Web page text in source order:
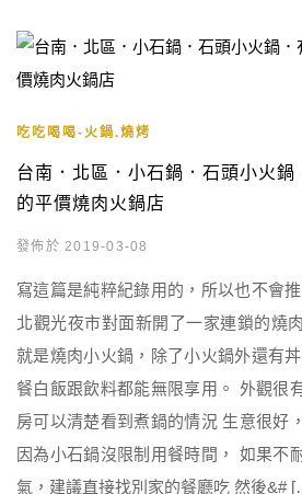
吃吃喝喝-火鍋.燒烤
台南．北區．小石鍋．石頭小火鍋
的平價燒肉火鍋店
發佈於 2019-03-08
寫這篇是純粹紀錄用的，所以也不會
北觀光夜市對面新開了一家連鎖的燒
就是燒肉小火鍋，除了小火鍋外還有
餐白飯跟飲料都能無限享用。 外觀很
房可以清楚看到煮鍋的情況 生意很好
因為小石鍋沒限制用餐時間， 如果不
氣，建議直接找別家的餐廳吃 然後&#